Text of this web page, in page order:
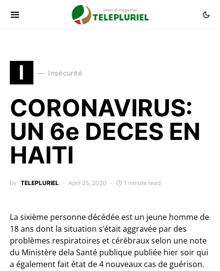
I Insécurité
CORONAVIRUS:
UN 6e DECES EN
HAITI
by TELEPLURIEL April 25, 2020 1 minute read
La sixième personne décédée est un jeune homme de
18 ans dont la situation s’était aggravée par des
problèmes respiratoires et cérébraux selon une note
du Ministère dela Santé publique publiée hier soir qui
a également fait état de 4 nouveaux cas de guérison.